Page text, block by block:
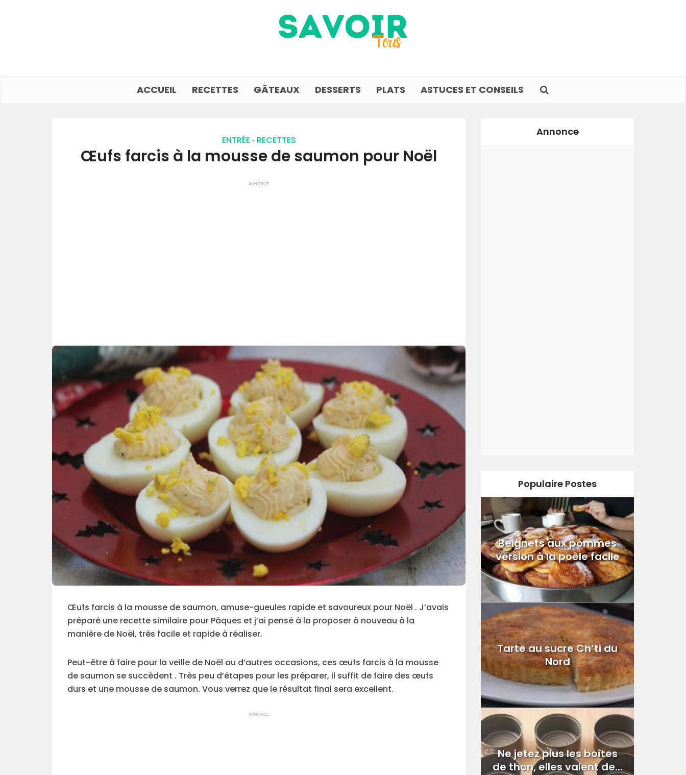
ACCUEIL RECETTES GÂTEAUX DESSERTS PLATS ASTUCES ET CONSEILS
ENTRÉE • RECETTES
Œufs farcis à la mousse de saumon pour Noël
ANNONCE
Œufs farcis à la mousse de saumon, amuse-gueules rapide et savoureux pour Noël . J’avais
préparé une recette similaire pour Pâques et j’ai pensé à la proposer à nouveau à la
manière de Noël, très facile et rapide à réaliser.
Peut-être à faire pour la veille de Noël ou d’autres occasions, ces œufs farcis à la mousse
de saumon se succèdent . Très peu d’étapes pour les préparer, il suffit de faire des œufs
durs et une mousse de saumon. Vous verrez que le résultat final sera excellent.
ANNONCE
Annonce
Populaire Postes
Beignets aux pommes
version à la poêle facile
Tarte au sucre Ch’ti du
Nord
Ne jetez plus les boîtes
de thon, elles valent de...